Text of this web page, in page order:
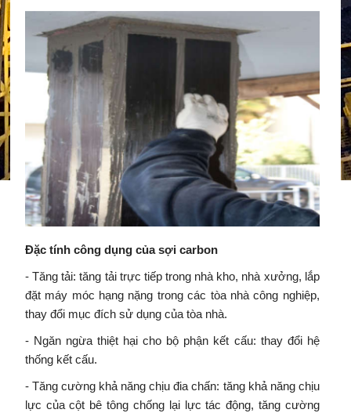
Đặc tính công dụng của sợi carbon
- Tăng tải: tăng tải trực tiếp trong nhà kho, nhà xưởng, lắp
đặt máy móc hạng nặng trong các tòa nhà công nghiệp,
thay đổi mục đích sử dụng của tòa nhà.
- Ngăn ngừa thiệt hại cho bộ phận kết cấu: thay đổi hệ
thống kết cấu.
- Tăng cường khả năng chịu đia chấn: tăng khả năng chịu
lực của cột bê tông chống lại lực tác động, tăng cường